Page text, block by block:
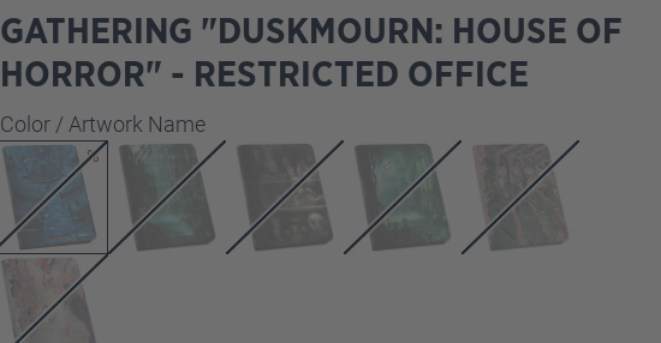
GATHERING "DUSKMOURN: HOUSE OF
HORROR" - RESTRICTED OFFICE
Sélectionnez
Color / Artwork Name